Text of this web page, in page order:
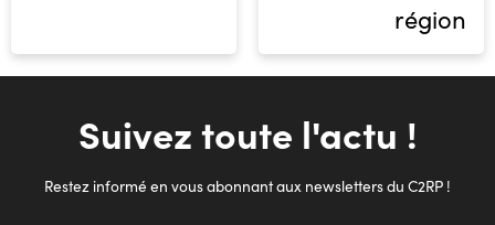
région
Suivez toute l'actu !
Restez informé en vous abonnant aux newsletters du C2RP !